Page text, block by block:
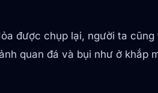
được chụp lại, người ta
quan đá và bụi như ở khắp